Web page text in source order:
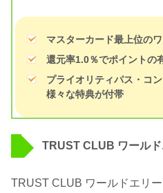
マスターカード最上位の
還元率1.0％でポイントの
プライオリティパス・コ
様々な特典が付帯
TRUST CLUB ワール
TRUST CLUB ワールドエリ